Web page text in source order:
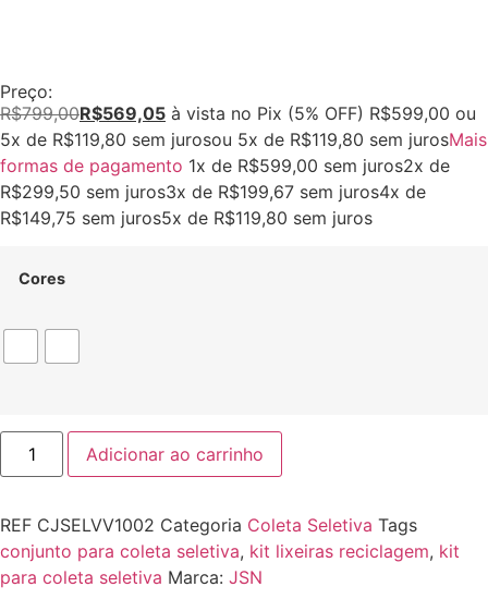
Preço:
R$799,00R$569,05 à vista no Pix (5% OFF) R$599,00 ou
5x de R$119,80 sem jurosou 5x de R$119,80 sem jurosMais
formas de pagamento 1x de R$599,00 sem juros2x de
R$299,50 sem juros3x de R$199,67 sem juros4x de
R$149,75 sem juros5x de R$119,80 sem juros
Cores
Adicionar ao carrinho
REF CJSELVV1002 Categoria Coleta Seletiva Tags
conjunto para coleta seletiva, kit lixeiras reciclagem, kit
para coleta seletiva Marca: JSN